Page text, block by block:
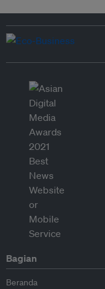
Bagian
Beranda